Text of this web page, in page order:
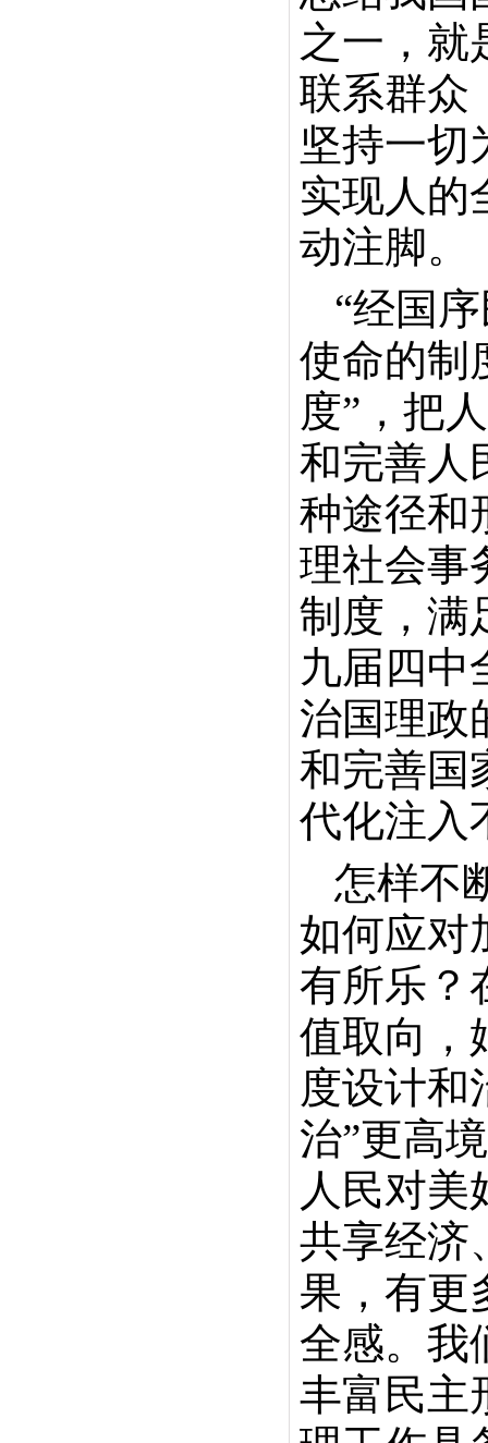
之一，就
联系群众
坚持一切
实现人的
动注脚。
“经国
使命的制
度”，把
和完善人
种途径和
理社会事
制度，
九届四中
治国理政
和完善国
代化注入
怎样不
如何应对
有所乐？
值取向，
度设计和
治”更高
人民对
共享经济
果，有更
全感。我
丰富民主